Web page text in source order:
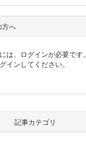
方へ
は、ログインが必要です。
インしてください。
記事カテゴリ